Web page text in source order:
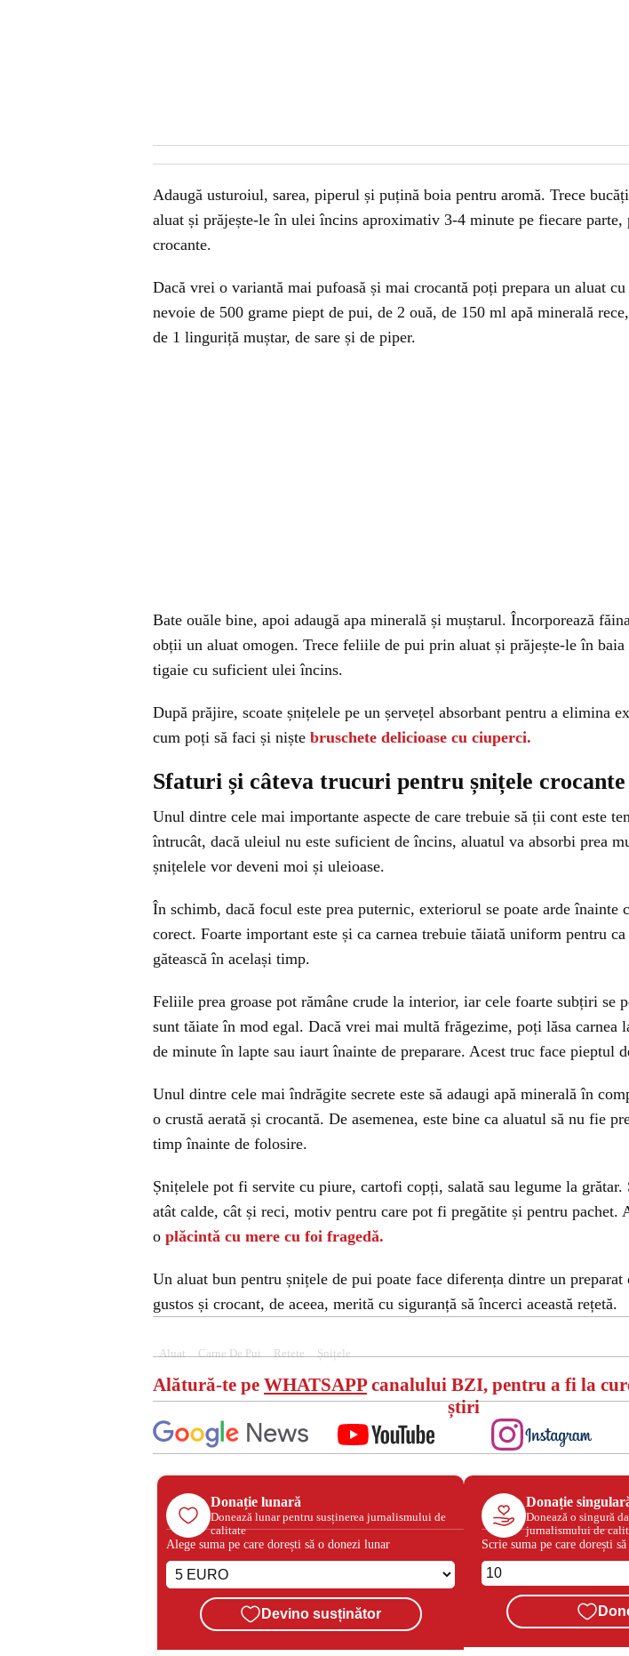
Adaugă usturoiul, sarea, piperul și puțină boia pentru aromă. Trece
aluat și prăjește-le în ulei încins aproximativ 3-4 minute pe fiecare parte,
crocante.
Dacă vrei o variantă mai pufoasă și mai crocantă poți prepara un aluat
nevoie de 500 grame piept de pui, de 2 ouă, de 150 ml apă minerală
de 1 linguriță muștar, de sare și de piper.
Bate ouăle bine, apoi adaugă apa minerală și muștarul. Încorporează
obții un aluat omogen. Trece feliile de pui prin aluat și prăjește-le în
tigaie cu suficient ulei încins.
După prăjire, scoate șnițelele pe un șervețel absorbant pentru a elimina
cum poți să faci și niște bruschete delicioase cu ciuperci.
Sfaturi și câteva trucuri pentru șnițele crocante
Unul dintre cele mai importante aspecte de care trebuie să ții cont este
întrucât, dacă uleiul nu este suficient de încins, aluatul va absorbi prea
șnițelele vor deveni moi și uleioase.
În schimb, dacă focul este prea puternic, exteriorul se poate arde înainte
corect. Foarte important este și ca carnea trebuie tăiată uniform pentru
gătească în același timp.
Feliile prea groase pot rămâne crude la interior, iar cele foarte subțiri se
sunt tăiate în mod egal. Dacă vrei mai multă frăgezime, poți lăsa carnea
de minute în lapte sau iaurt înainte de preparare. Acest truc face pieptul
Unul dintre cele mai îndrăgite secrete este să adaugi apă minerală în
o crustă aerată și crocantă. De asemenea, este bine ca aluatul să nu fie
timp înainte de folosire.
Șnițelele pot fi servite cu piure, cartofi copți, salată sau legume la grătar.
atât calde, cât și reci, motiv pentru care pot fi pregătite și pentru pachet.
o plăcintă cu mere cu foi fragedă.
Un aluat bun pentru șnițele de pui poate face diferența dintre un
gustos și crocant, de aceea, merită cu siguranță să încerci această rețetă.
Aluat Carne De Pui Retete Șnițele
Alătură-te pe WHATSAPPcanalului BZI, pentru a fi la
știri
Donație lunară
Donează lunar pentru susținerea jurnalismului de
calitate
Alege suma pe care dorești să o donezi lunar
Devino susținător
Donație
Donează o singură
jurnalismului de
Scrie suma pe care dorești